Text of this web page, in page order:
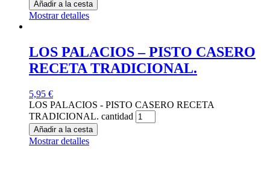
Añadir a la cesta
Mostrar detalles
LOS PALACIOS – PISTO CASERO
RECETA TRADICIONAL.
5,95 €
LOS PALACIOS - PISTO CASERO RECETA
TRADICIONAL. cantidad
Añadir a la cesta
Mostrar detalles